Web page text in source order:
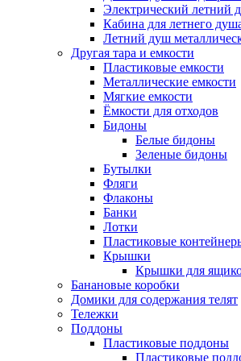
Электрический летний
Кабина для летнего
Летний душ
Другая тара и емкости
Пластиковые емкости
Металлические емкости
Мягкие емкости
Ёмкости для отходов
Бидоны
Белые бидоны
Зеленые бидоны
Бутылки
Фляги
Флаконы
Банки
Лотки
Пластиковые
Крышки
Крышки для
Банановые коробки
Домики для содержания телят
Тележки
Поддоны
Пластиковые поддоны
Пластиковые